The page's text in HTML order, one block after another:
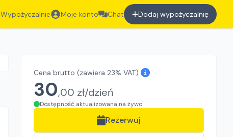
Wypożyczalnie Moje konto Chat Dodaj wypożyczalnię
Cena brutto (zawiera 23% VAT)
30,00 zł/dzień
Dostępność aktualizowana na żywo
Rezerwuj